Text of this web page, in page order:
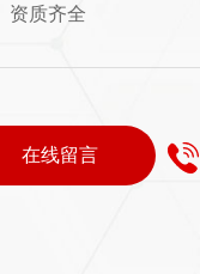
资质齐全
在线留言